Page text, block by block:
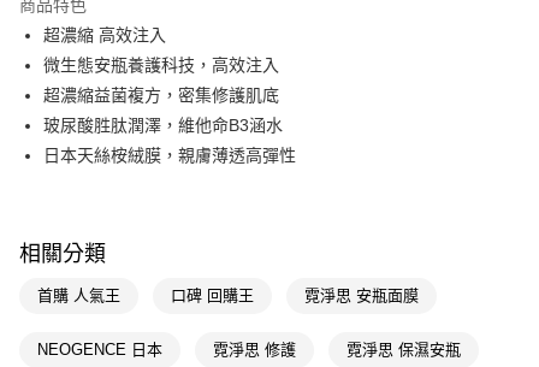
街口支付
悠遊付
Google Pay
AFTEE先享後付
便利好安心！
２．便利：只要手機號碼，簡訊認證，即可結帳。
【「AFTEE先享後付」結帳流程】
每筆NT$65，滿NT$390(含以上)免運費
商品特色
超濃縮 高效注入
微生態安瓶養護科技，高效注入
超濃縮益菌複方，密集修護肌底
玻尿酸胜肽潤澤，維他命B3涵水
日本天絲桉絨膜，親膚薄透高彈性
相關分類
首購 人氣王 口碑 回購王 霓淨思 安瓶面膜
NEOGENCE 日本 霓淨思 修護 霓淨思 保濕安瓶